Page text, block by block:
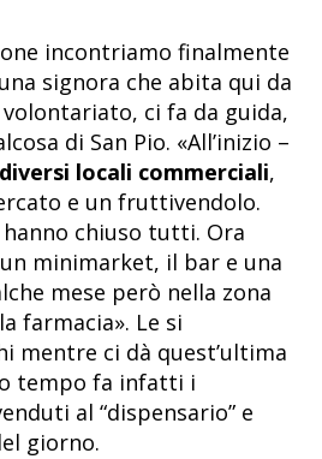
incontriamo finalmente
signora che abita qui da
ci fa da guida,
di San Pio. «All’inizio –
locali commerciali,
e un fruttivendolo.
chiuso tutti. Ora
minimarket, il bar e una
mese però nella zona
farmacia». Le si
mentre ci dà quest’ultima
tempo fa infatti i
al “dispensario” e
giorno.